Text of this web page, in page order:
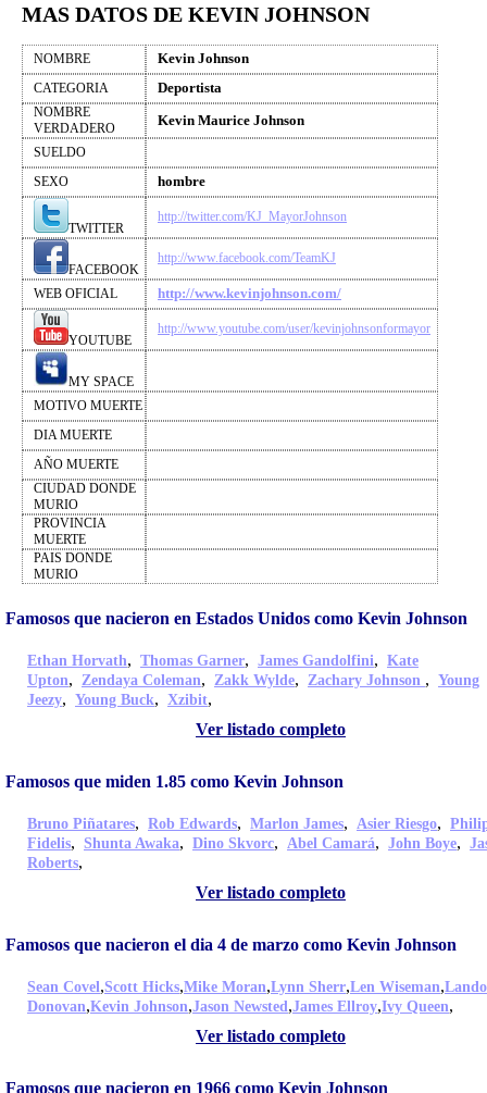
MAS DATOS DE KEVIN JOHNSON
NOMBRE Kevin Johnson
CATEGORIA Deportista
NOMBRE
VERDADERO
Kevin Maurice Johnson
SUELDO
SEXO
hombre
TWITTER
http://twitter.com/KJ_MayorJohnson
FACEBOOK
http://www.facebook.com/TeamKJ
WEB OFICIAL http://www.kevinjohnson.com/
YOUTUBE
http://www.youtube.com/user/kevinjohnsonformayor
MY SPACE
MOTIVO MUERTE
DIA MUERTE
AÑO MUERTE
CIUDAD DONDE
MURIO
PROVINCIA
MUERTE
PAIS DONDE
MURIO
Famosos que nacieron en Estados Unidos como Kevin Johnson
Ethan Horvath, Thomas Garner, James Gandolfini, Kate
Upton, Zendaya Coleman, Zakk Wylde, Zachary Johnson , Young
Jeezy, Young Buck, Xzibit,
Ver listado completo
Famosos que miden 1.85 como Kevin Johnson
Bruno Piñatares, Rob Edwards, Marlon James, Asier Riesgo,
Fidelis, Shunta Awaka, Dino Skvorc, Abel Camará, John Boye,
Roberts,
Ver listado completo
Famosos que nacieron el dia 4 de marzo como Kevin Johnson
Sean Covel,Scott Hicks,Mike Moran,Lynn Sherr,Len Wiseman,
Donovan,Kevin Johnson,Jason Newsted,James Ellroy,Ivy Queen,
Ver listado completo
Famosos que nacieron en 1966 como Kevin Johnson